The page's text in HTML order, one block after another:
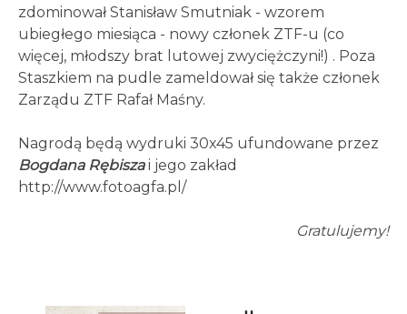
zdominował Stanisław Smutniak - wzorem
ubiegłego miesiąca - nowy członek ZTF-u (co
więcej, młodszy brat lutowej zwyciężczyni!) . Poza
Staszkiem na pudle zameldował się także członek
Zarządu ZTF Rafał Maśny.
Nagrodą będą wydruki 30x45 ufundowane przez
Bogdana Rębiszai jego zakład
http://www.fotoagfa.pl/
Gratulujemy!